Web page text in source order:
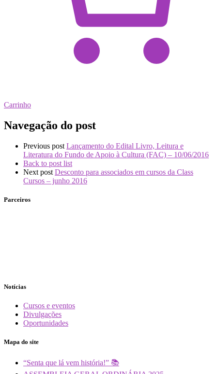
Carrinho
Navegação do post
Previous post Lançamento do Edital Livro, Leitura e
Literatura do Fundo de Apoio à Cultura (FAC) – 10/06/2016
Back to post list
Next post Desconto para associados em cursos da Class
Cursos – junho 2016
Parceiros
Notícias
Cursos e eventos
Divulgações
Oportunidades
Mapa do site
“Senta que lá vem história!” 📚